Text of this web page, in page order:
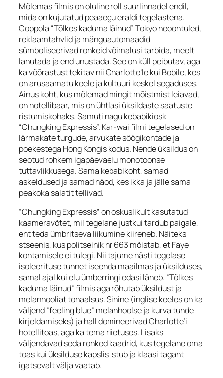
Mõlemas filmis on oluline roll suurlinnadel endil,
mida on kujutatud peaaegu eraldi tegelastena.
Coppola “Tõlkes kaduma läinud” Tokyo neoontuled,
reklaamtahvlid ja mänguautomaadid
sümboliseerivad rohkeid võimalusi tarbida, meelt
lahutada ja end unustada. See on küll peibutav, aga
ka võõrastust tekitav nii Charlotte’le kui Bobile, kes
on arusaamatu keele ja kultuuri keskel segaduses.
Ainus koht, kus mõlemad mingit mõistmist leiavad,
on hotellibaar, mis on ühtlasi üksildaste saatuste
ristumiskohaks. Samuti nagu kebabikiosk
“Chungking Expressis”. Kar-wai filmi tegelased on
lärmakate turgude, arvukate söögikohtade ja
poekestega Hong Kongis kodus. Nende üksildus on
seotud rohkem igapäevaelu monotoonse
tuttavlikkusega. Sama kebabikoht, samad
askeldused ja samad näod, kes ikka ja jälle sama
peakoka salatit tellivad.
“Chungking Expressis” on oskuslikult kasutatud
kaameravõtet, mil tegelane justkui tardub paigale,
ent teda ümbritseva liikumine kiireneb. Näiteks
stseenis, kus politseinik nr 663 mõistab, et Faye
kohtamisele ei tulegi. Nii tajume hästi tegelase
isoleerituse tunnet iseenda maailmas ja üksilduses,
samal ajal kui elu ümberringi edasi läheb. “Tõlkes
kaduma läinud” filmis aga rõhutab üksildust ja
melanhooliat tonaalsus. Sinine (inglise keeles on ka
väljend “feeling blue” melanhoolse ja kurva tunde
kirjeldamiseks) ja hall domineerivad Charlotte’i
hotellitoas, aga ka tema riietuses. Lisaks
väljendavad seda rohked kaadrid, kus tegelane oma
toas kui üksilduse kapslis istub ja klaasi tagant
igatsevalt välja vaatab.